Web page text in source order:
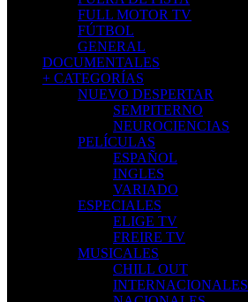
FULL MOTOR TV
FÚTBOL
GENERAL
DOCUMENTALES
+ CATEGORÍAS
NUEVO DESPERTAR
SEMPITERNO
NEUROCIENCIAS
PELÍCULAS
ESPAÑOL
INGLES
VARIADO
ESPECIALES
ELIGE TV
FREIRE TV
MUSICALES
CHILL OUT
INTERNACIONALES